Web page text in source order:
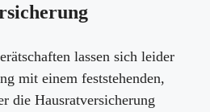
lassen sich leider
mit einem feststehenden,
die Hausratversicherung